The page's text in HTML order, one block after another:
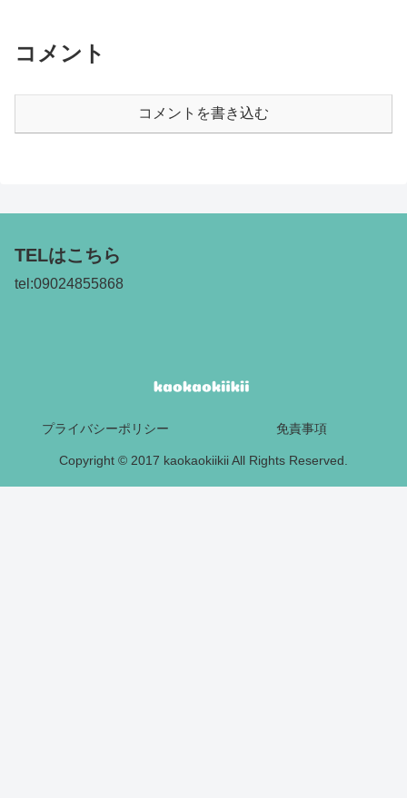
コメント
コメントを書き込む
TELはこちら
tel:09024855868
プライバシーポリシー 免責事項
Copyright © 2017 kaokaokiikii All Rights Reserved.